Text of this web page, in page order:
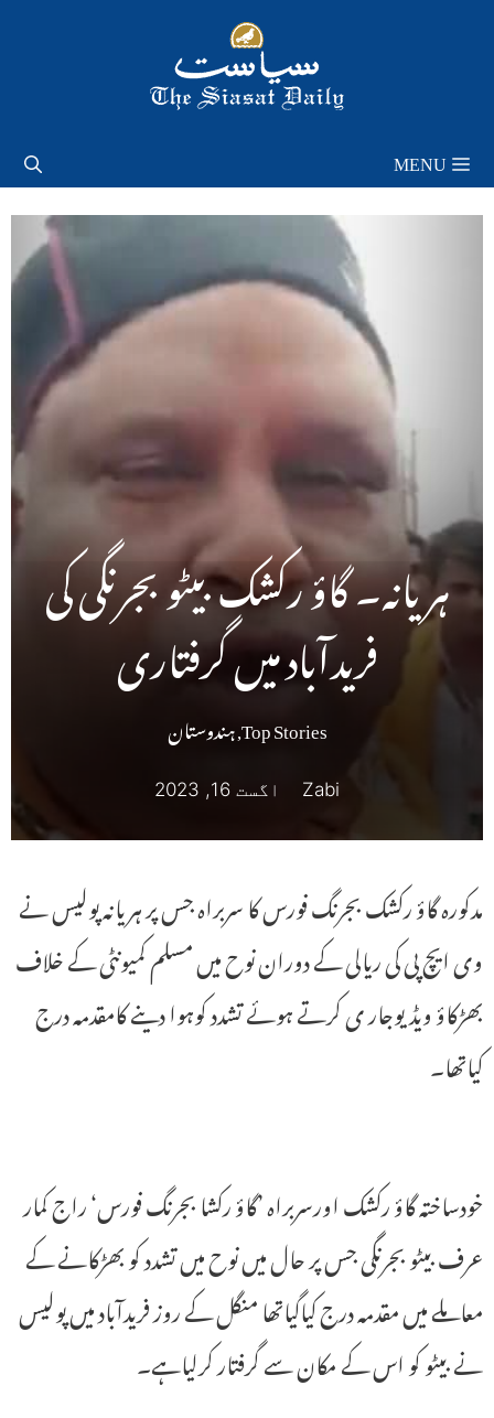
MENU
ہریانہ۔ گاؤ رکشک بیٹو بجرنگی کی
فریدآباد میں گرفتاری
Top Stories
,ہندوستان
Zabi اگست 16, 2023
مدکورہ گاؤ رکشک بجرنگ فورس کا سربراہ جس پر ہریانہ پولیس نے
وی ایچ پی کی ریالی کے دوران نوح میں مسلم کمیونٹی کے خلاف
بھڑکاؤ ویڈیوجار ی کرتے ہوئے تشدد کوہوا دینے کامقدمہ درج
کیاتھا۔
خودساختہ گاؤ رکشک اورسربراہ ’گاؤ رکشا بجرنگ فورس‘ راج کمار
عرف بیٹو بجرنگی جس پر حال میں نوح میں تشدد کو بھڑکانے کے
معاملے میں مقدمہ درج کیاگیاتھا منگل کے روز فریدآباد میں پولیس
نے بیٹو کو اس کے مکان سے گرفتار کرلیاہے۔